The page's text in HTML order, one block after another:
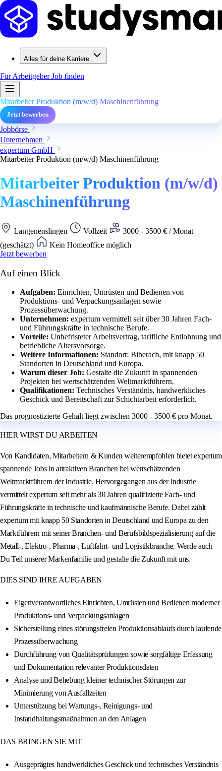
Alles für deine Karriere
Für ArbeitgeberJob finden
Mitarbeiter Produktion (m/w/d) Maschinenführung
Jetzt bewerben
Jobbörse
Unternehmen
expertum GmbH
Mitarbeiter Produktion (m/w/d) Maschinenführung
Mitarbeiter Produktion (m/w/d)
Maschinenführung
Langenenslingen Vollzeit
3000 - 3500 € / Monat
(geschätzt)
Kein Homeoffice möglich
Jetzt bewerben
Auf einen Blick
Aufgaben: Einrichten, Umrüsten und Bedienen von
Produktions- und Verpackungsanlagen sowie
Prozessüberwachung.
Unternehmen: expertum vermittelt seit über 30 Jahren Fach-
und Führungskräfte in technische Berufe.
Vorteile: Unbefristeter Arbeitsvertrag, tarifliche Entlohnung und
betriebliche Altersvorsorge.
Weitere Informationen: Standort: Biberach, mit knapp 50
Standorten in Deutschland und Europa.
Warum dieser Job: Gestalte die Zukunft in spannenden
Projekten bei wertschätzenden Weltmarktführern.
Qualifikationen: Technisches Verständnis, handwerkliches
Geschick und Bereitschaft zur Schichtarbeit erforderlich.
Das prognostizierte Gehalt liegt zwischen 3000 - 3500 € pro Monat.
HIER WIRST DU ARBEITEN
Von Kandidaten, Mitarbeitern & Kunden weiterempfohlen bietet expertum
spannende Jobs in attraktiven Branchen bei wertschätzenden
Weltmarktführern der Industrie. Hervorgegangen aus der Industrie
vermittelt expertum seit mehr als 30 Jahren qualifizierte Fach- und
Führungskräfte in technische und kaufmännische Berufe. Dabei zählt
expertum mit knapp 50 Standorten in Deutschland und Europa zu den
Marktführern mit seiner Branchen- und Berufsbildspezialisierung auf die
Metall-, Elektro-, Pharma-, Luftfahrt- und Logistikbranche. Werde auch
Du Teil unserer Markenfamilie und gestalte die Zukunft mit uns.
DIES SIND IHRE AUFGABEN
Eigenverantwortliches Einrichten, Umrüsten und Bedienen moderner
Produktions- und Verpackungsanlagen
Sicherstellung eines störungsfreien Produktionsablaufs durch laufende
Prozessüberwachung
Durchführung von Qualitätsprüfungen sowie sorgfältige Erfassung
und Dokumentation relevanter Produktionsdaten
Analyse und Behebung kleiner technischer Störungen zur
Minimierung von Ausfallzeiten
Unterstützung bei Wartungs-, Reinigungs- und
Instandhaltungsmaßnahmen an den Anlagen
DAS BRINGEN SIE MIT
Ausgeprägtes handwerkliches Geschick und technisches Verständnis